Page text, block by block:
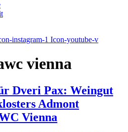
instagram-1 Icon-youtube-v
vienna
Dveri Pax: Weingut
Admont
Vienna